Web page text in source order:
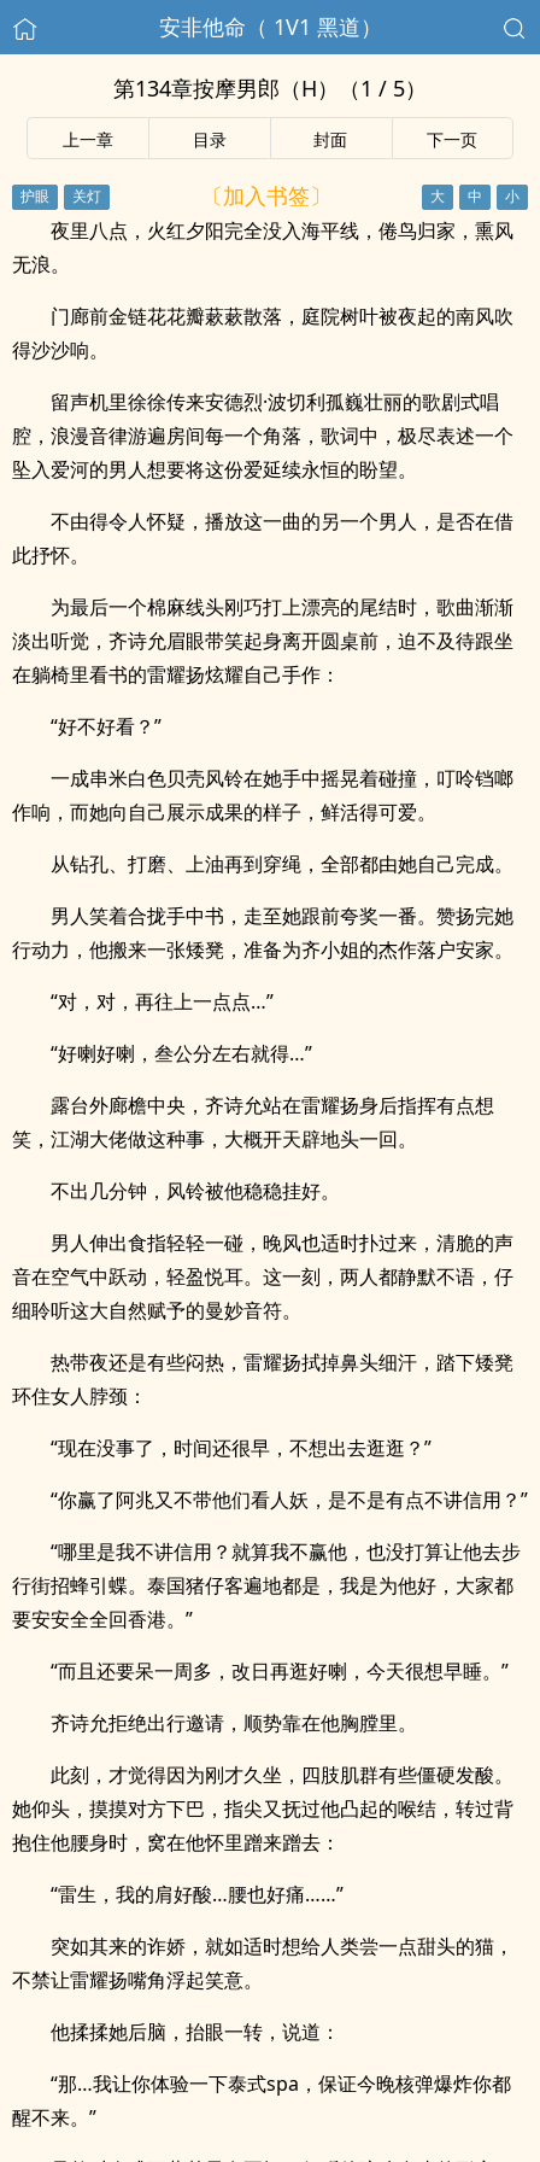
安非他命（ 1V1 黑道）
第134章按摩男郎（H）（1 / 5）
上一章 目录 封面 下一页
〔加入书签〕
夜里八点，火红夕阳完全没入海平线，倦鸟归家，熏风
无浪。
门廊前金链花花瓣蔌蔌散落，庭院树叶被夜起的南风吹
得沙沙响。
留声机里徐徐传来安德烈·波切利孤巍壮丽的歌剧式唱
腔，浪漫音律游遍房间每一个角落，歌词中，极尽表述一个
坠入爱河的男人想要将这份爱延续永恒的盼望。
不由得令人怀疑，播放这一曲的另一个男人，是否在借
此抒怀。
为最后一个棉麻线头刚巧打上漂亮的尾结时，歌曲渐渐
淡出听觉，齐诗允眉眼带笑起身离开圆桌前，迫不及待跟坐
在躺椅里看书的雷耀扬炫耀自己手作：
“好不好看？”
一成串米白色贝壳风铃在她手中摇晃着碰撞，叮呤铛啷
作响，而她向自己展示成果的样子，鲜活得可爱。
从钻孔、打磨、上油再到穿绳，全部都由她自己完成。
男人笑着合拢手中书，走至她跟前夸奖一番。赞扬完她
行动力，他搬来一张矮凳，准备为齐小姐的杰作落户安家。
“对，对，再往上一点点…”
“好喇好喇，叁公分左右就得…”
露台外廊檐中央，齐诗允站在雷耀扬身后指挥有点想
笑，江湖大佬做这种事，大概开天辟地头一回。
不出几分钟，风铃被他稳稳挂好。
男人伸出食指轻轻一碰，晚风也适时扑过来，清脆的声
音在空气中跃动，轻盈悦耳。这一刻，两人都静默不语，仔
细聆听这大自然赋予的曼妙音符。
热带夜还是有些闷热，雷耀扬拭掉鼻头细汗，踏下矮凳
环住女人脖颈：
“现在没事了，时间还很早，不想出去逛逛？”
“你赢了阿兆又不带他们看人妖，是不是有点不讲信用？”
“哪里是我不讲信用？就算我不赢他，也没打算让他去步
行街招蜂引蝶。泰国猪仔客遍地都是，我是为他好，大家都
要安安全全回香港。”
“而且还要呆一周多，改日再逛好喇，今天很想早睡。”
齐诗允拒绝出行邀请，顺势靠在他胸膛里。
此刻，才觉得因为刚才久坐，四肢肌群有些僵硬发酸。
她仰头，摸摸对方下巴，指尖又抚过他凸起的喉结，转过背
抱住他腰身时，窝在他怀里蹭来蹭去：
“雷生，我的肩好酸…腰也好痛……”
突如其来的诈娇，就如适时想给人类尝一点甜头的猫，
不禁让雷耀扬嘴角浮起笑意。
他揉揉她后脑，抬眼一转，说道：
“那…我让你体验一下泰式spa，保证今晚核弹爆炸你都
醒不来。”